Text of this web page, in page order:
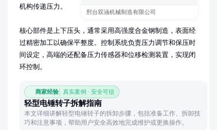
邢台双涵机械制造有限公司
机构传递压力。
核心部件是上下压头，通常采用高强度合金钢制造，表面经
过精密加工以确保平整度。控制系统负责压力调节和保压时
间设定，高端的还配备压力传感器和位移检测装置，实现闭
环控制。
商家经验 真实案例 · 安全可信
轻型电锤转子拆解指南
本文详细讲解轻型电锤转子的拆卸步骤，包括准备工作、拆卸技
巧和注意事项，帮助用户安全高效地完成维护或更换操作。